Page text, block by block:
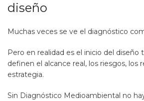
diseño
Muchas veces se ve el diagnóstico
Pero en realidad es el inicio del diseño
definen el alcance real, los riesgos, los
estrategia.
Sin Diagnóstico Medioambiental no